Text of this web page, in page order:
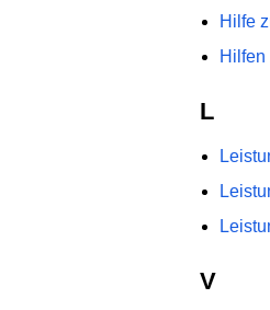
Hilfe
Hilfen
L
V